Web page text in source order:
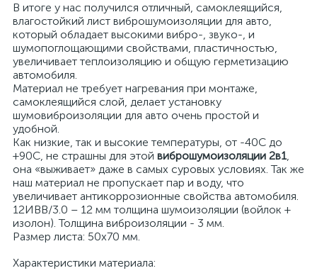
В итоге у нас получился отличный, самоклеящийся,
влагостойкий лист виброшумоизоляции для авто,
который обладает высокими вибро-, звуко-, и
шумопоглощающими свойствами, пластичностью,
увеличивает теплоизоляцию и общую герметизацию
автомобиля.
Материал не требует нагревания при монтаже,
самоклеящийся слой, делает установку
шумовиброизоляции для авто очень простой и
удобной.
Как низкие, так и высокие температуры, от -40С до
+90С, не страшны для этой виброшумоизоляции 2в1,
она «выживает» даже в самых суровых условиях. Так же
наш материал не пропускает пар и воду, что
увеличивает антикоррозионные свойства автомобиля.
12ИВВ/3.0 – 12 мм толщина шумоизоляции (войлок +
изолон). Толщина виброизоляции - 3 мм.
Размер листа: 50х70 мм.
Характеристики материала: